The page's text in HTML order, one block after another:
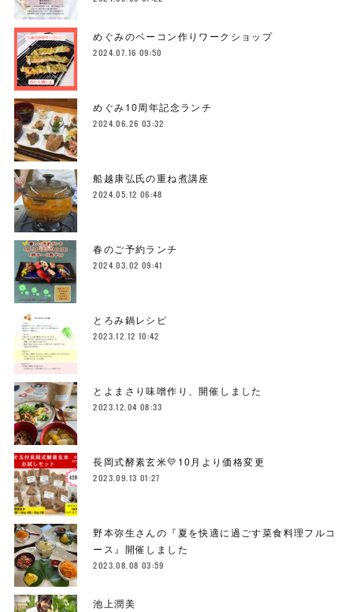
めぐみのベーコン作りワークショップ
2024.07.16 09:50
めぐみ10周年記念ランチ
2024.06.26 03:32
船越康弘氏の重ね煮講座
2024.05.12 06:48
春のご予約ランチ
2024.03.02 09:41
とろみ鍋レシピ
2023.12.12 10:42
とよまさり味噌作り、開催しました
2023.12.04 08:33
長岡式酵素玄米💛10月より価格変更
2023.09.13 01:27
野本弥生さんの『夏を快適に過ごす菜食料理フルコ
ース』開催しました
2023.08.08 03:59
池上潤美